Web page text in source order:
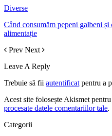
Diverse
Când consumăm pepeni galbeni
alimentație
Prev Next
Leave A Reply
Trebuie să fii autentificat pentru a
Acest site folosește Akismet
procesate datele comentariilor tale.
Categorii